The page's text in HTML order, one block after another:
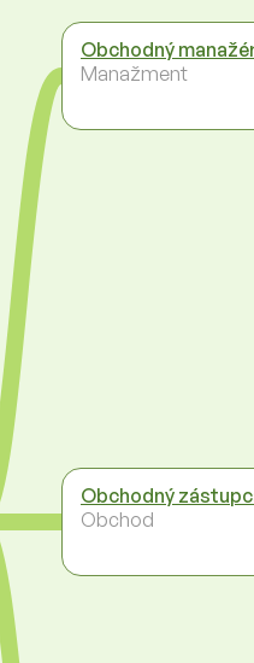
Obchodný
Manažment
Obchodný
Obchod